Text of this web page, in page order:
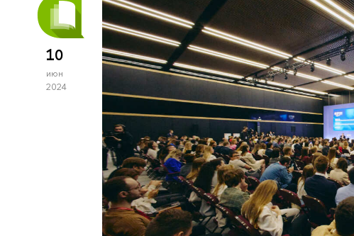
10
июн
2024